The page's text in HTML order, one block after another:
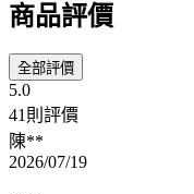
商品評價
全部評價
5.0
41則評價
陳**
2026/07/19